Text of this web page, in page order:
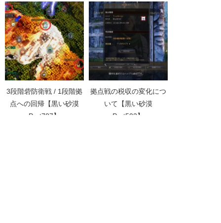
3段階砦防衛戦 / 1段階拠
点への回帰【黒い砂漠
Part787】
拠点戦の税収の変化につ
いて【黒い砂漠
Part503】